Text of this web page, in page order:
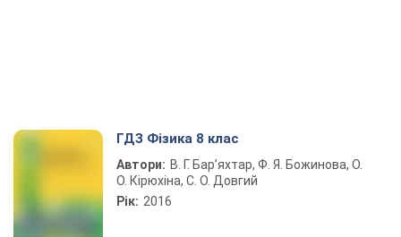
ГДЗ Фізика 8 клас
Автори: В. Г. Бар’яхтар, Ф. Я. Божинова, О.
О. Кірюхіна, С. О. Довгий
Рік: 2016